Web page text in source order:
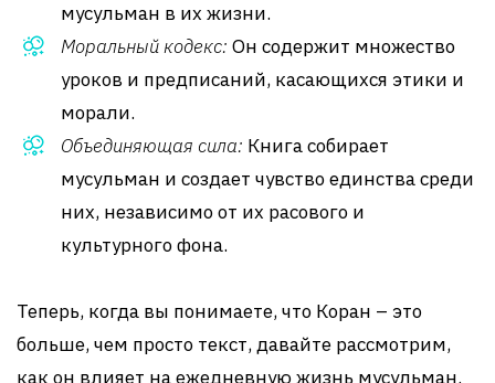
мусульман в их жизни.
Моральный кодекс: Он содержит множество
уроков и предписаний, касающихся этики и
морали.
Объединяющая сила: Книга собирает
мусульман и создает чувство единства среди
них, независимо от их расового и
культурного фона.
Теперь, когда вы понимаете, что Коран – это
больше, чем просто текст, давайте рассмотрим,
как он влияет на ежедневную жизнь мусульман.